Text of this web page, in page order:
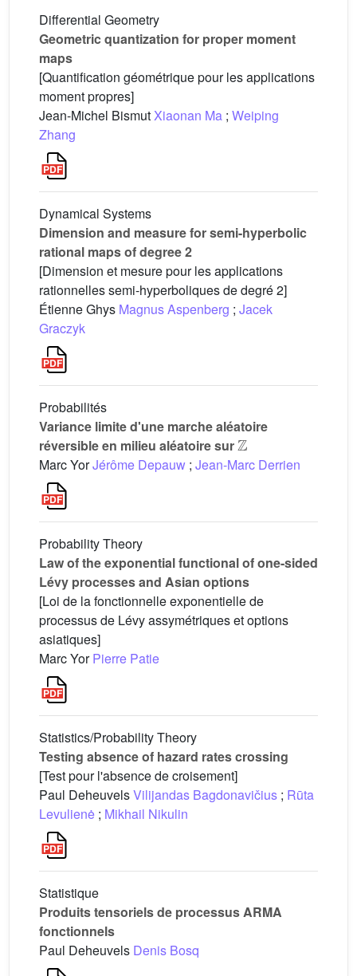
Differential Geometry
Geometric quantization for proper moment
maps
[Quantification géométrique pour les applications
moment propres]
Jean-Michel Bismut Xiaonan Ma ; Weiping
Zhang
Dynamical Systems
Dimension and measure for semi-hyperbolic
rational maps of degree 2
[Dimension et mesure pour les applications
rationnelles semi-hyperboliques de degré 2]
Étienne Ghys Magnus Aspenberg ; Jacek
Graczyk
Probabilités
Variance limite d'une marche aléatoire
réversible en milieu aléatoire sur
Z
Marc YorJérôme Depauw ; Jean-Marc Derrien
Probability Theory
Law of the exponential functional of one-sided
Lévy processes and Asian options
[Loi de la fonctionnelle exponentielle de
processus de Lévy assymétriques et options
asiatiques]
Marc YorPierre Patie
Statistics/Probability Theory
Testing absence of hazard rates crossing
[Test pour l'absence de croisement]
Paul DeheuvelsVilijandas Bagdonavičius ; Rūta
Levulienė ; Mikhail Nikulin
Statistique
Produits tensoriels de processus ARMA
fonctionnels
Paul Deheuvels Denis Bosq